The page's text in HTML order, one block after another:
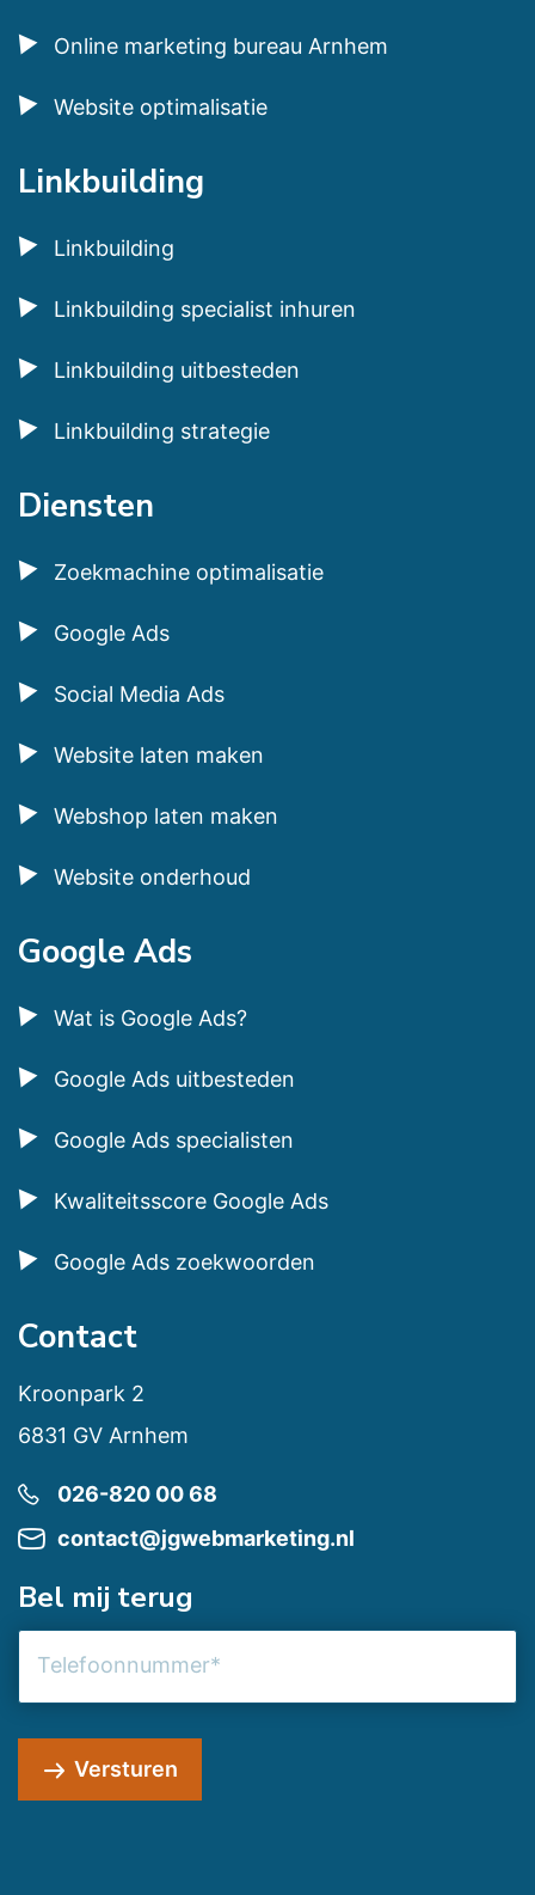
Online marketing bureau Arnhem
Website optimalisatie
Linkbuilding
Linkbuilding
Linkbuilding specialist inhuren
Linkbuilding uitbesteden
Linkbuilding strategie
Diensten
Zoekmachine optimalisatie
Google Ads
Social Media Ads
Website laten maken
Webshop laten maken
Website onderhoud
Google Ads
Wat is Google Ads?
Google Ads uitbesteden
Google Ads specialisten
Kwaliteitsscore Google Ads
Google Ads zoekwoorden
Contact
Kroonpark 2
6831 GV Arnhem
026-820 00 68
contact@jgwebmarketing.nl
Bel mij terug
Versturen